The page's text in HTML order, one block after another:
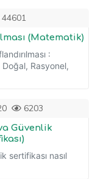
(Matematik)
:
Rasyonel,
6203
Güvenlik
sertifikası nasıl